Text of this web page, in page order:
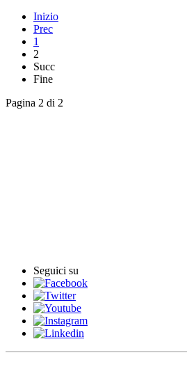
Inizio
Prec
1
2
Succ
Fine
Pagina 2 di 2
Seguici su